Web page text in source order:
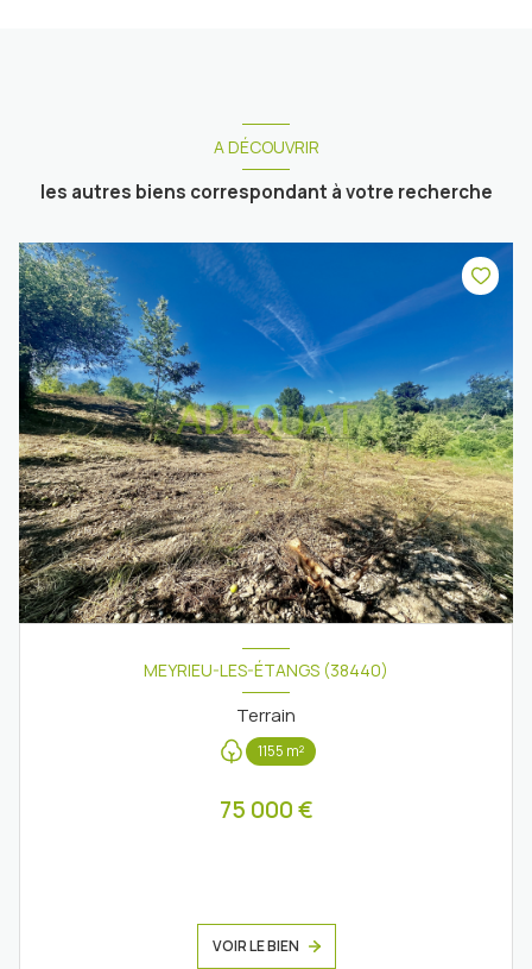
A DÉCOUVRIR
les autres biens correspondant à votre recherche
MEYRIEU-LES-ÉTANGS (38440)
Terrain
1155 m²
75 000 €
VOIR LE BIEN